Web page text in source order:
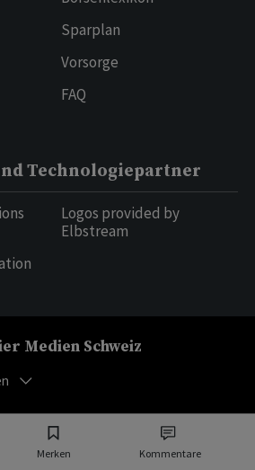
Merken Kommentare
Sparplan
Vorsorge
FAQ
Technologiepartner
Logos provided by
Elbstream
Medien Schweiz